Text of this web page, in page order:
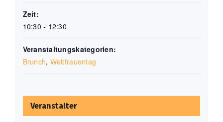
Zeit:
10:30 - 12:30
Veranstaltungskategorien:
Brunch, Weltfrauentag
Veranstalter